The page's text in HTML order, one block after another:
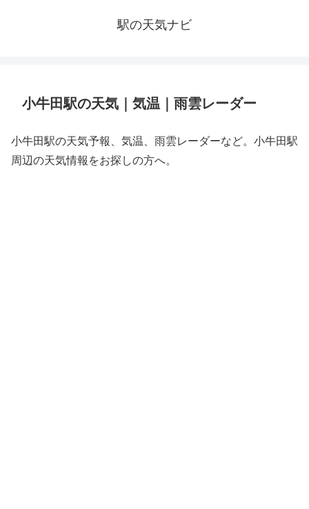
駅の天気ナビ
小牛田駅の天気｜気温｜雨雲レーダー
小牛田駅の天気予報、気温、雨雲レーダーなど。小牛田駅
周辺の天気情報をお探しの方へ。